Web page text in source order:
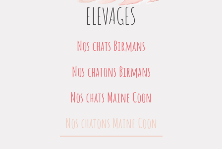
ELEVAGES
Nos chats Birmans
Nos chatons Birmans
Nos chats Maine Coon
Nos chatons Maine Coon